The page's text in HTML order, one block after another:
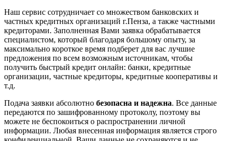
Наш сервис сотрудничает со множеством банковских и
частных кредитных организаций г.Пенза, а также частными
кредиторами. Заполненная Вами заявка обрабатывается
специалистом, который благодаря большому опыту, за
максимально короткое время подберет для вас лучшие
предложения по всем возможным источникам, чтобы
получить быстрый кредит онлайн: банки, кредитные
организации, частные кредиторы, кредитные кооперативы и
т.д.
Подача заявки абсолютно безопасна и надежна. Все данные
передаются по зашифрованному протоколу, поэтому вы
можете не беспокоиться о распространении личной
информации. Любая внесенная информация является строго